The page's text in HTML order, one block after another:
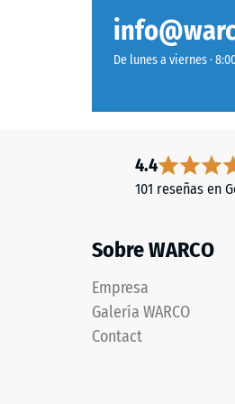
estructura
Diferentes
tonos
composición
aspecto
similar
al
granito
De lunes a viernes ·
4.4
101 reseñas en
Sobre WARCO
Empresa
Galería WARCO
Contact